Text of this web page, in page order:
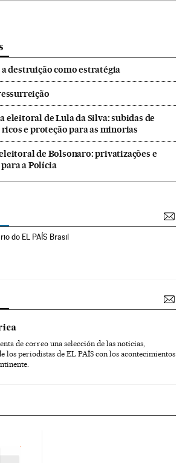
destruição como estratégia
eleitoral de Lula da Silva: subidas de
e proteção para as minorias
de Bolsonaro: privatizações e
a Polícia
do EL PAÍS Brasil
de correo una selección de las noticias,
los periodistas de EL PAÍS con los acontecimientos